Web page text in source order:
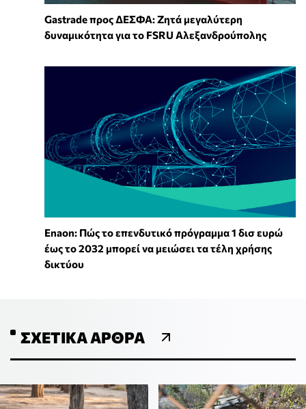
Gastrade προς ΔΕΣΦΑ: Ζητά μεγαλύτερη
δυναμικότητα για το FSRU Αλεξανδρούπολης
Enaon: Πώς το επενδυτικό πρόγραμμα 1 δισ ευρώ
έως το 2032 μπορεί να μειώσει τα τέλη χρήσης
δικτύου
ΣΧΕΤΙΚΆ ΆΡΘΡΑ